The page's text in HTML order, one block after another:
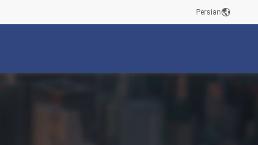
Persian